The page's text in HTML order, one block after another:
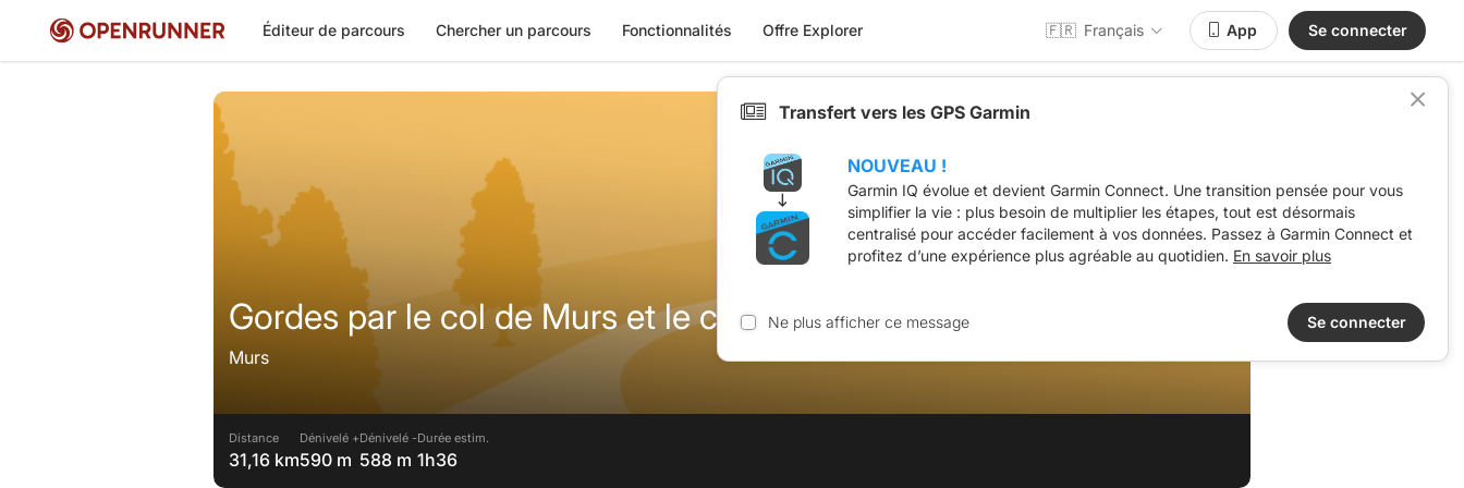
Éditeur de parcours Chercher un parcours Fonctionnalités Offre Explorer 🇫🇷 Français App Se connecter
Gordes par le col de Murs et le col des Trois Term
Murs
Distance
31,16 km
Dénivelé +
590 m
Dénivelé -
588 m
Durée estim.
1h36
Transfert vers les GPS Garmin
NOUVEAU !
Garmin IQ évolue et devient Garmin Connect. Une transition pensée pour vous
simplifier la vie : plus besoin de multiplier les étapes, tout est désormais
centralisé pour accéder facilement à vos données. Passez à Garmin Connect et
profitez d’une expérience plus agréable au quotidien. En savoir plus
Ne plus afficher ce message Se connecter